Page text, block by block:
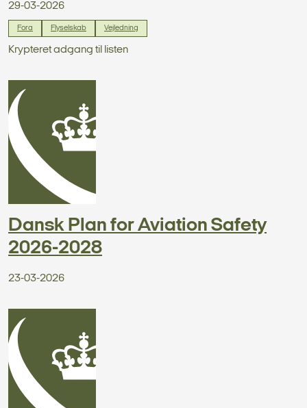
29-03-2026
Fora Flyselskab Vejledning
Krypteret adgang til listen
Dansk Plan for Aviation Safety
2026-2028
23-03-2026